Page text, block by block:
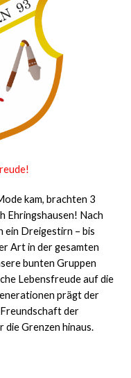
kam, brachten 3
Ehringshausen! Nach
ein Dreigestirn – bis
Art in der gesamten
bunten Gruppen
Lebensfreude auf die
prägt der
Freundschaft der
die Grenzen hinaus.